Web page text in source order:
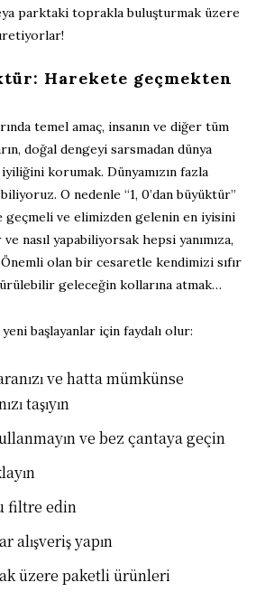
parktaki toprakla buluşturmak üzere
Harekete geçmekten
temel amaç, insanın ve diğer tüm
doğal dengeyi sarsmadan dünya
korumak. Dünyamızın fazla
biliyoruz. O nedenle “1, 0’dan büyüktür”
geçmeli ve elimizden gelenin en iyisini
ve nasıl yapabiliyorsak hepsi yanımıza,
Önemli olan bir cesaretle kendimizi sıfır
geleceğin kollarına atmak…
başlayanlar için faydalı olur:
ve hatta mümkünse
taşıyın
ve bez çantaya geçin
filtre edin
alışveriş yapın
üzere paketli ürünleri